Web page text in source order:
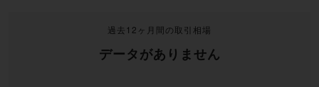
過去12ヶ月間の取引相場
データがありません